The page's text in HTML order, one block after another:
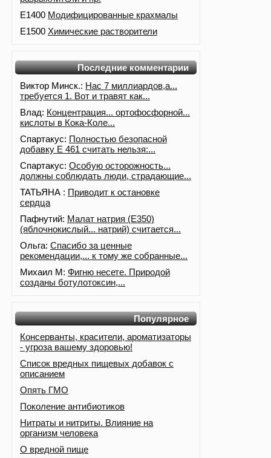
E1400 Модифицированные крахмалы
E1500 Химические растворители
Последние комментарии
Виктор Минск.: Нас 7 миллиардов,а...
требуется 1. Вот и травят как...
Влад: Концентрация... ортофосфорной...
кислоты в Кока-Коле...
Спартакус: Полностью безопасной
добавку Е 461 считать нельзя:...
Спартакус: Особую осторожность...
должны соблюдать люди, страдающие...
ТАТЬЯНА : Приводит к остановке
сердца
Пафнутий: Малат натрия (E350)
(яблочнокислый... натрий) считается...
Ольга: Спасибо за ценные
рекомендации,... к тому же собранные...
Михаил М: Фигню несете. Природой
созданы ботулотоксин,...
Популярное
Консерванты, красители, ароматизаторы
- угроза вашему здоровью!
Список вредных пищевых добавок с
описанием
Опять ГМО
Поколение антибиотиков
Нитраты и нитриты. Влияние на
организм человека
О вредной пище